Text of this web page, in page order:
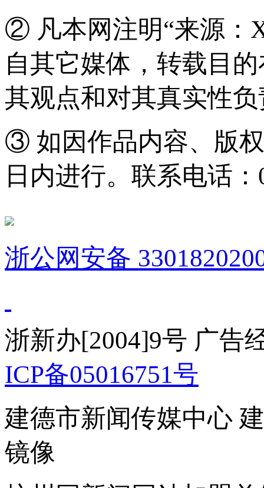
② 凡本网注明“来源：
自其它媒体，转载目
其观点和对其真实性
③ 如因作品内容、版
日内进行。联系电话：
浙公网安备
浙新办[2004]9号 广告
ICP备05016751号
建德市新闻传媒中心
镜像